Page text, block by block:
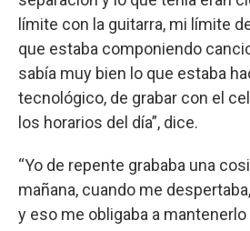
límite con la guitarra, mi límite
que estaba componiendo
sabía muy bien lo que estaba
tecnológico, de grabar con el
los horarios del día”, dice.
“Yo de repente grababa una
mañana, cuando me
y eso me obligaba a